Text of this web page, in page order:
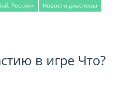
Россия»
Новости диаспоры
далеев игре Что?